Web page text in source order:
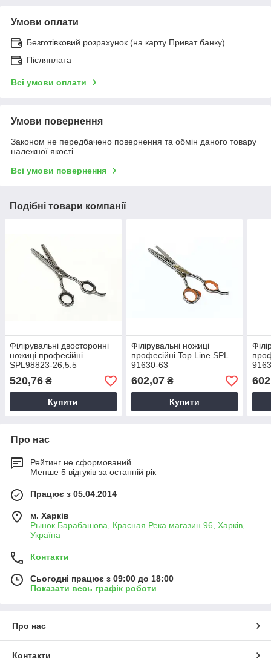
Умови оплати
Безготівковий розрахунок (на карту Приват банку)
Післяплата
Всі умови оплати
Умови повернення
Законом не передбачено повернення та обмін даного товару
належної якості
Всі умови повернення
Подібні товари компанії
Філірувальні двосторонні
ножиці професійні
SPL98823-26,5.5
520,76 ₴
Купити
Філірувальні ножиці
професійні Top Line SPL
91630-63
602,07₴
Купити
Про нас
Рейтинг не сформований
Менше 5 відгуків за останній рік
Працює з 05.04.2014
м. Харків
Рынок Барабашова, Красная Река магазин 96, Харків,
Україна
Контакти
Сьогодні працює з 09:00 до 18:00
Показати весь графік роботи
Про нас
Контакти